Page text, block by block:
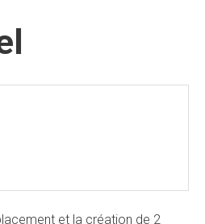
et la création de 2